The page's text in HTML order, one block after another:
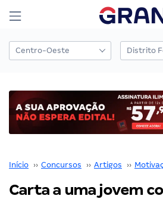
Início ›› Concursos ›› Artigos ››
Carta a uma jovem